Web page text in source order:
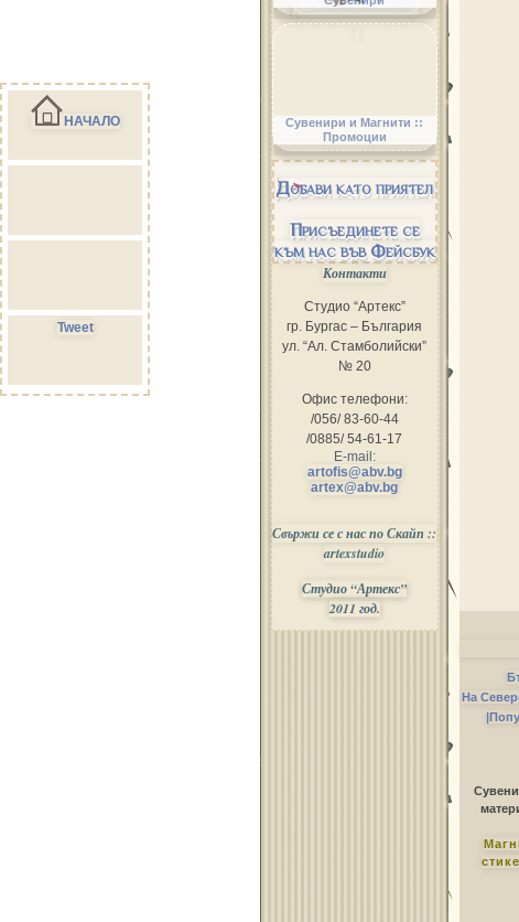
Сувенири и Магнити ::
Промоции
Добави като приятел
Присъединете се
към нас във Фейсбук
Контакти
Студио “Артекс”
гр. Бургас – България
ул. “Ал. Стамболийски”
№ 20
Офис телефони:
/056/ 83-60-44
/0885/ 54-61-17
E-mail:
artofis@abv.bg
artex@abv.bg
Свържи се с нас по Скайп ::
artexstudio
Студио “Артекс”
2011 год.
На
НАЧАЛО
Tweet